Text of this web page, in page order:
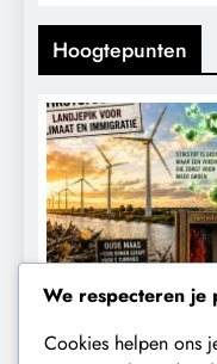
Hoogtepunten
CONTROLE
We respecteren je
Cookies helpen ons